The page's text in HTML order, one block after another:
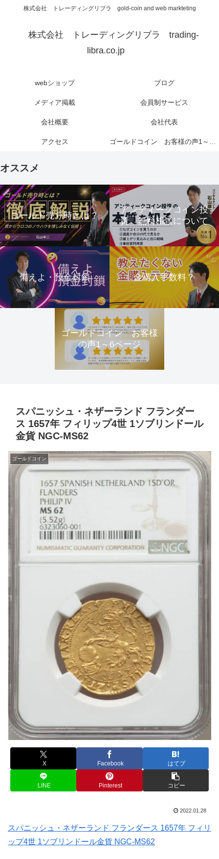
株式会社 トレーディングリブラ gold-coin and web markteting
株式会社 トレーディングリブラ trading-
libra.co.jp
webショップ ブログ
メディア掲載 会員制サービス
会社概要 会社代表
アクセス ゴールドコイン お客様の声1～6ページ
オススメ
ゴールド売り時とは？
アンティークコイン投
資 無料相談について
備えよ・預金封鎖 金購入手数料？
ゴールドコイン お客様
の声1～6ページ
スパニッシュ・ネザーランド フランダー
ス 1657年 フィリップ4世 1ソブリンドール
金貨 NGC-MS62
ゴールドコイン
X Facebook はてブ
LINE Pinterest コピー
2022.01.28
スパニッシュ・ネザーランド フランダース 1657年 フィリ
ップ4世 1ソブリンドール金貨 NGC-MS62